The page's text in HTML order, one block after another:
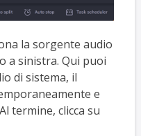
la sorgente audio
a sinistra. Qui puoi
di sistema, il
e
termine, clicca su